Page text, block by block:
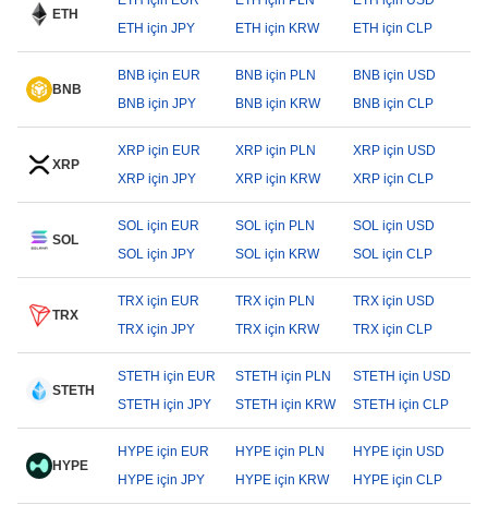
ETH
ETH için JPY
ETH için KRW ETH için CLP
BNB
BNB için EUR BNB için PLN
BNB için USD
BNB için JPY
BNB için KRW BNB için CLP
XRP
XRP için EUR XRP için PLN
XRP için USD
XRP için JPY
XRP için KRW XRP için CLP
SOL
SOL için EUR SOL için PLN
SOL için USD
SOL için JPY
SOL için KRW SOL için CLP
TRX
TRX için EUR TRX için PLN
TRX için USD
TRX için JPY
TRX için KRW TRX için CLP
STETH
STETH için EUR STETH için PLN
STETH için USD
STETH için JPY
STETH için KRW STETH için CLP
HYPE
HYPE için EUR HYPE için PLN
HYPE için USD
HYPE için JPY
HYPE için KRW HYPE için CLP